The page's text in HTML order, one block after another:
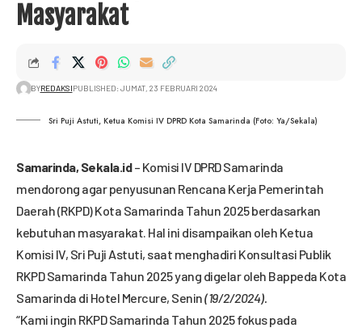
Masyarakat
BYREDAKSIPUBLISHED: JUMAT, 23 FEBRUARI 2024
Sri Puji Astuti, Ketua Komisi IV DPRD Kota Samarinda (Foto: Ya/Sekala)
Samarinda, Sekala.id– Komisi IV DPRD Samarinda
mendorong agar penyusunan Rencana Kerja Pemerintah
Daerah (RKPD) Kota Samarinda Tahun 2025 berdasarkan
kebutuhan masyarakat. Hal ini disampaikan oleh Ketua
Komisi IV, Sri Puji Astuti, saat menghadiri Konsultasi Publik
RKPD Samarinda Tahun 2025 yang digelar oleh Bappeda Kota
Samarinda di Hotel Mercure, Senin(19/2/2024).
“Kami ingin RKPD Samarinda Tahun 2025 fokus pada